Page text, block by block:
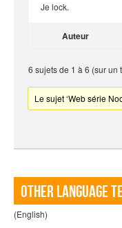
Je lock.
Auteur
6 sujets de 1 à 6 (sur un
Le sujet ‘Web série
Other language
(English)